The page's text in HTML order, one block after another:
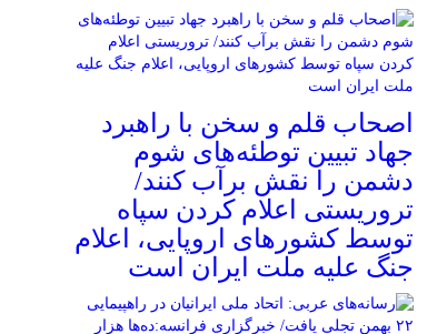
اصحاب قلم و سخن با راهبرد
جهاد تبیین توطئه‌های شوم
دشمن را نقش برآب کنند/
تروریستی اعلام کردن سپاه
توسط کشورهای اروپایی، اعلام
جنگ علیه ملت ایران است